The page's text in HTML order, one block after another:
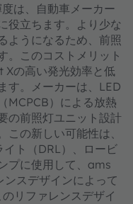
は、自動車メーカー
役立ちます。より少な
ようになるため、前照
。このコストメリット
の高い発光効率と低
す。メーカーは、LED
MCPCB）による放熱
の前照灯ユニット設計
の新しい可能性は、
ト（DRL）、ロービ
プに使用して、ams
スデザインによって
リファレンスデザイ